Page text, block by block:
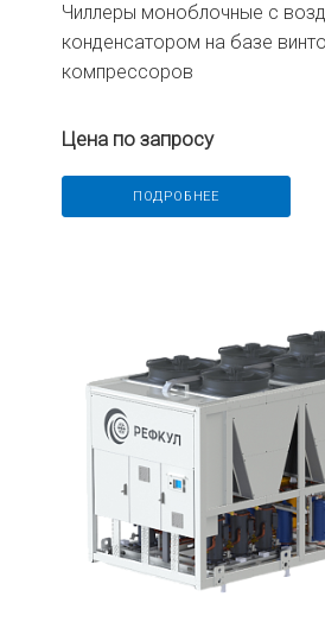
Чиллеры моноблочные с
конденсатором на базе
компрессоров
Цена по запросу
ПОДРОБНЕЕ